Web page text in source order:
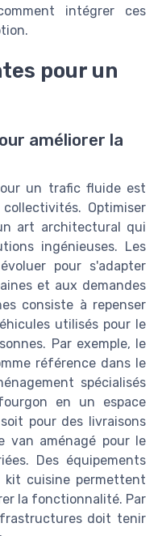
intégrer ces
pour un
améliorer la
un trafic fluide est
Optimiser
art architectural qui
ingénieuses. Les
pour s'adapter
et aux demandes
consiste à repenser
utilisés pour le
Par exemple, le
référence dans le
spécialisés
en un espace
pour des livraisons
van aménagé pour le
Des équipements
kit cuisine permettent
la fonctionnalité. Par
doit tenir